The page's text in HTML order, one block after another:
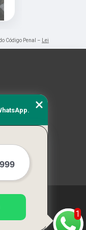
Código Penal – Lei
1